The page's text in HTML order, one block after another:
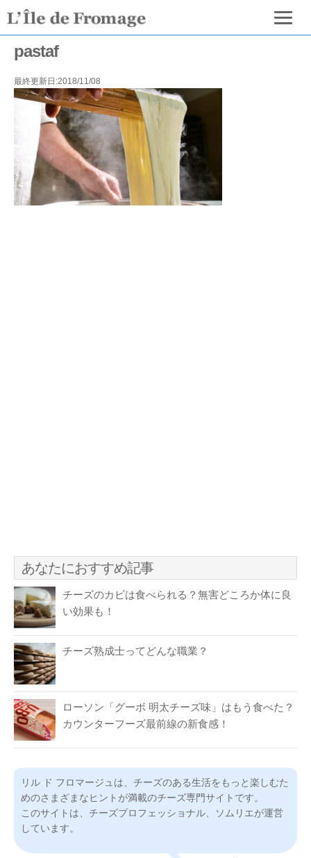
pastaf
最終更新日:2018/11/08
あなたにおすすめ記事
チーズのカビは食べられる？無害どころか体に良
い効果も！
チーズ熟成士ってどんな職業？
ローソン「グーボ 明太チーズ味」はもう食べた？
カウンターフーズ最前線の新食感！
リル ド フロマージュは、チーズのある生活をもっと楽しむた
めのさまざまなヒントが満載のチーズ専門サイトです。
このサイトは、チーズプロフェッショナル、ソムリエが運営
しています。